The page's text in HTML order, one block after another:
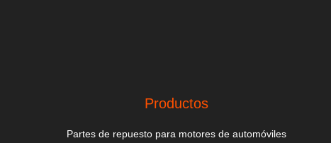
Productos
Partes de repuesto para motores de automóviles